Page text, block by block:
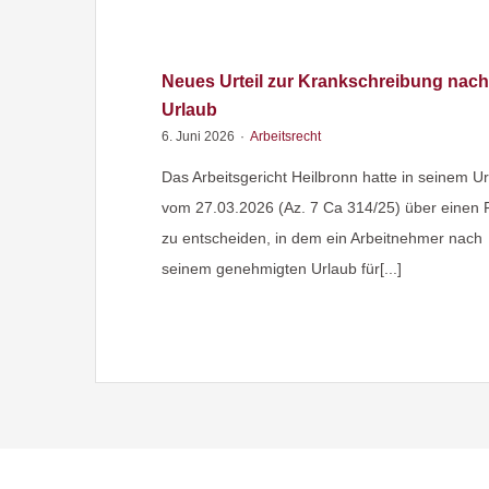
Neues Urteil zur Krankschreibung nach
Urlaub
6. Juni 2026 · Arbeitsrecht
Das Arbeitsgericht Heilbronn hatte in seinem
vom 27.03.2026 (Az. 7 Ca 314/25) über einen
zu entscheiden, in dem ein Arbeitnehmer nach
seinem genehmigten Urlaub für[...]